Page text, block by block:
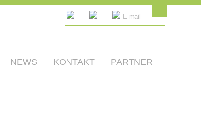
E-mail
NEWS KONTAKT PARTNER